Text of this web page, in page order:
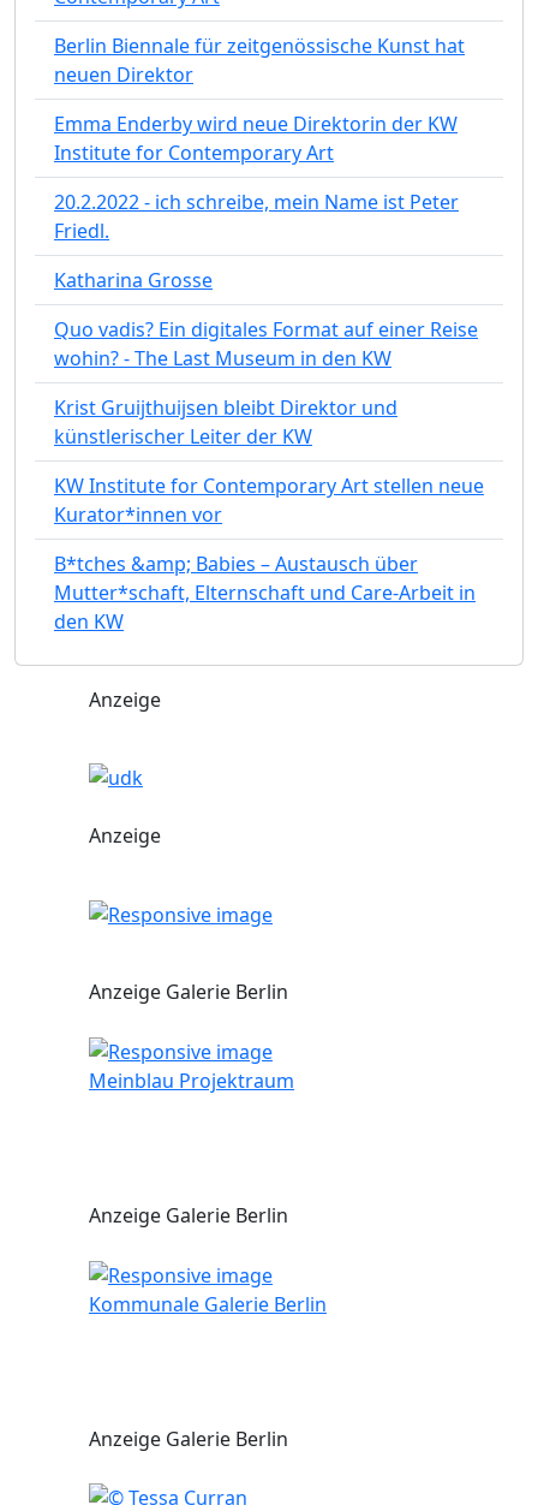
Berlin Biennale für zeitgenössische Kunst hat
neuen Direktor
Emma Enderby wird neue Direktorin der KW
Institute for Contemporary Art
20.2.2022 - ich schreibe, mein Name ist Peter
Friedl.
Katharina Grosse
Quo vadis? Ein digitales Format auf einer Reise
wohin? - The Last Museum in den KW
Krist Gruijthuijsen bleibt Direktor und
künstlerischer Leiter der KW
KW Institute for Contemporary Art stellen neue
Kurator*innen vor
B*tches &amp; Babies – Austausch über
Mutter*schaft, Elternschaft und Care-Arbeit in
den KW
Anzeige
Anzeige
Anzeige Galerie Berlin
Meinblau Projektraum
Anzeige Galerie Berlin
Kommunale Galerie Berlin
Anzeige Galerie Berlin